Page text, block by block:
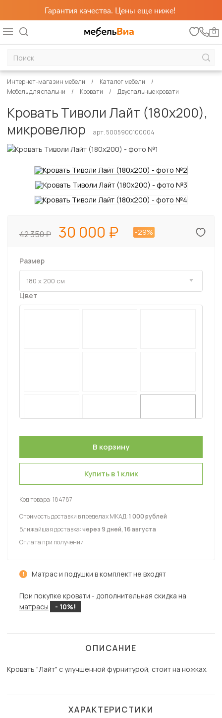
Гарантия качества. Цены еще ниже!
0
Интернет-магазин мебели
Каталог мебели
Мебель для спальни
Кровати Двуспальные кровати
Кровать Тиволи Лайт (180х200),
микровелюр
арт. 5005900100004
42 350 30 000 -29%
Размер
Цвет
Купить в 1 клик
Код товара:184787
Стоимость доставки в пределах МКАД:1 000 рублей
Ближайшая доставка:через 9 дней, 16 августа
Оплата при получении
Матрас и подушки в комплект не входят
При покупке кровати - дополнительная скидка на
матрасы
- 10%!
ОПИСАНИЕ
Кровать "Лайт" с улучшенной фурнитурой, стоит на ножках.
ХАРАКТЕРИСТИКИ